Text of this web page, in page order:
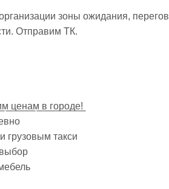
зоны ожидания,
Отправим ТК.
̲ц̲е̲н̲а̲м̲ ̲в̲ ̲г̲о̲р̲о̲д̲е̲!̲
грузовым такси